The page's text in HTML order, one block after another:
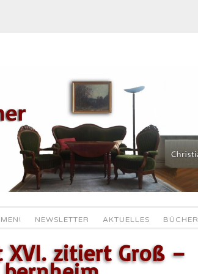
NEWSLETTER AKTUELLES BÜCHER
XVI. zitiert Groß –